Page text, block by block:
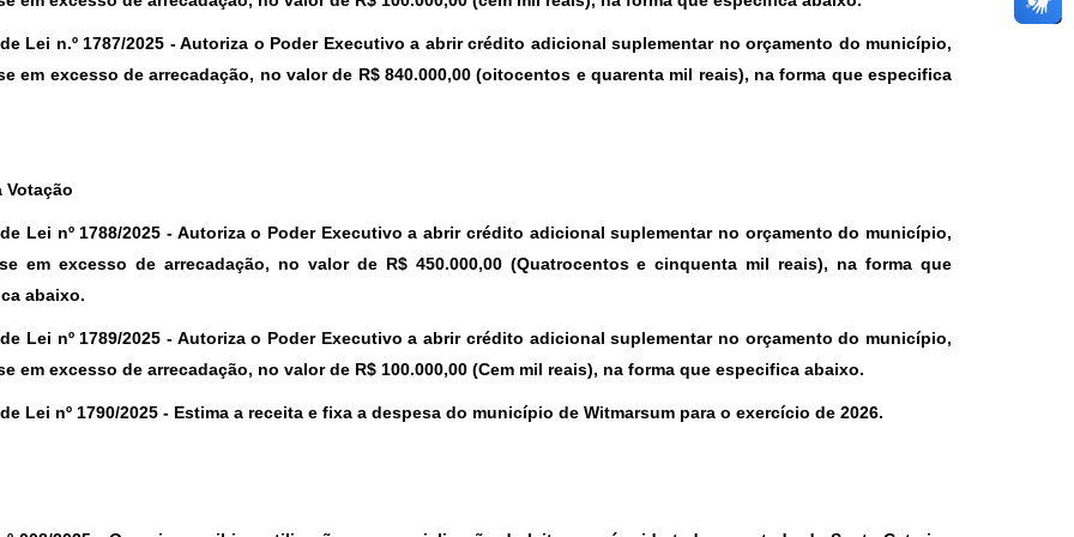
Lei n.º 1787/2025 - Autoriza o Poder Executivo a abrir crédito adicional suplementar no orçamento do município,
em excesso de arrecadação, no valor de R$ 840.000,00 (oitocentos e quarenta mil reais), na forma que especifica
Votação
Lei nº 1788/2025 - Autoriza o Poder Executivo a abrir crédito adicional suplementar no orçamento do município,
em excesso de arrecadação, no valor de R$ 450.000,00 (Quatrocentos e cinquenta mil reais), na forma que
abaixo.
Lei nº 1789/2025 - Autoriza o Poder Executivo a abrir crédito adicional suplementar no orçamento do município,
em excesso de arrecadação, no valor de R$ 100.000,00 (Cem mil reais), na forma que especifica abaixo.
Lei nº 1790/2025 - Estima a receita e fixa a despesa do município de Witmarsum para o exercício de 2026.